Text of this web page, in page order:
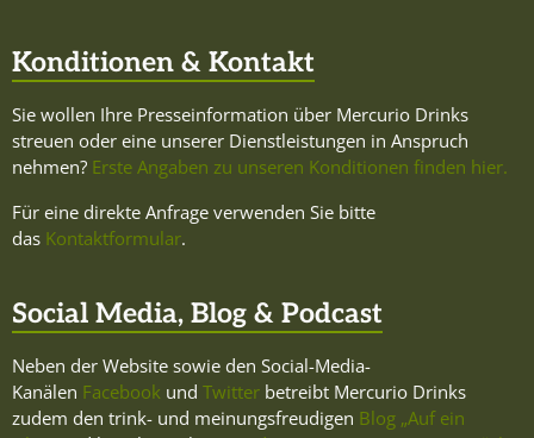
Konditionen & Kontakt
Sie wollen Ihre Presseinformation über Mercurio Drinks
streuen oder eine unserer Dienstleistungen in Anspruch
nehmen? Erste Angaben zu unseren Konditionen finden hier.
Für eine direkte Anfrage verwenden Sie bitte
das Kontaktformular.
Social Media, Blog & Podcast
Neben der Website sowie den Social-Media-
Kanälen Facebook und Twitter betreibt Mercurio Drinks
zudem den trink- und meinungsfreudigen Blog „Auf ein